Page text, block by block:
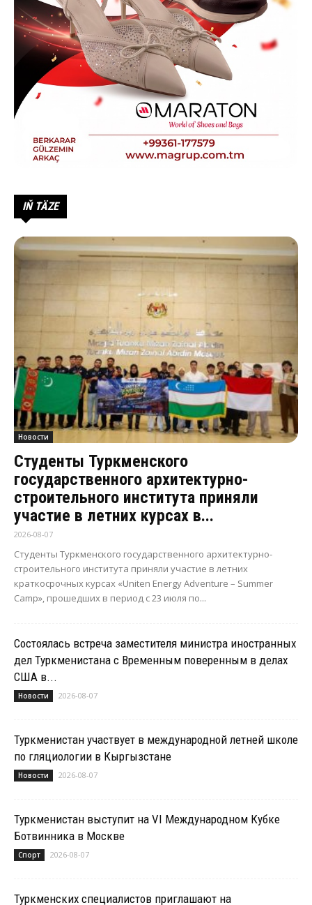
IŇ TÄZE
Новости
Студенты Туркменского
государственного архитектурно-
строительного института приняли
участие в летних курсах в...
2026-08-07
Студенты Туркменского государственного архитектурно-
строительного института приняли участие в летних
краткосрочных курсах «Uniten Energy Adventure – Summer
Camp», прошедших в период с 23 июля по...
Состоялась встреча заместителя министра иностранных
дел Туркменистана с Временным поверенным в делах
США в...
Новости 2026-08-07
Туркменистан участвует в международной летней школе
по гляциологии в Кыргызстане
Новости 2026-08-07
Туркменистан выступит на VI Международном Кубке
Ботвинника в Москве
Спорт 2026-08-07
Туркменских специалистов приглашают на